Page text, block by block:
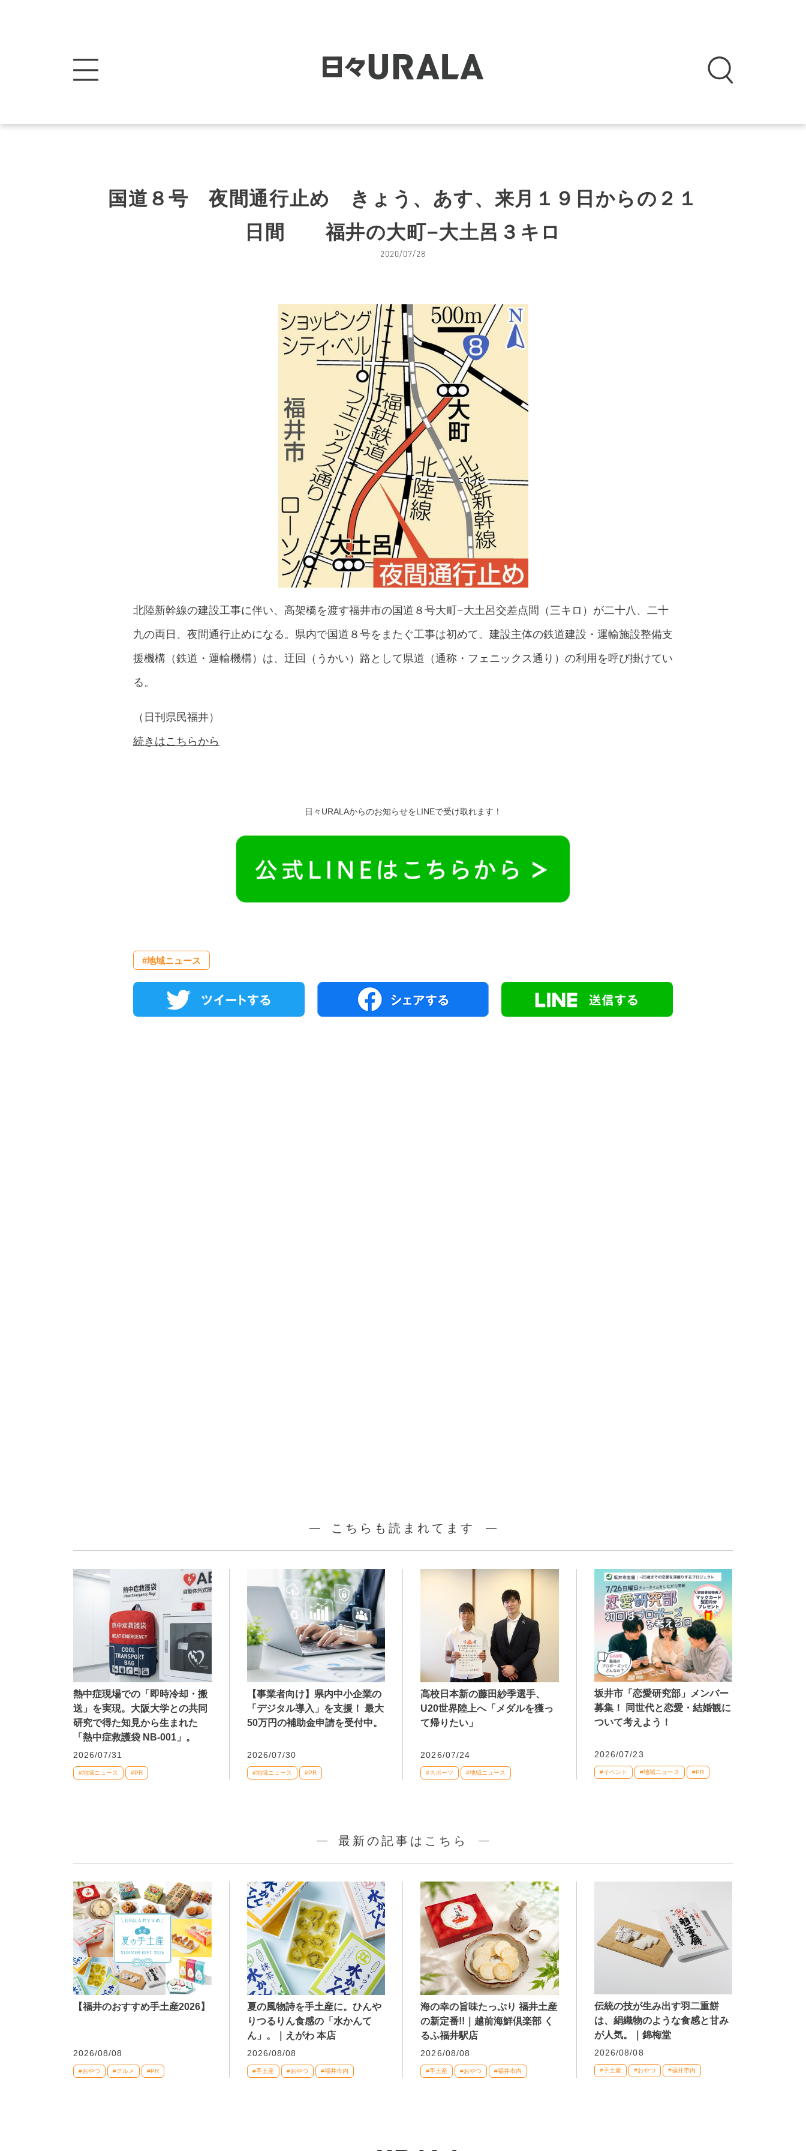
国道８号 夜間通行止め きょう、あす、来月１９日からの２１
日間 福井の大町−大土呂３キロ
2020/07/28
北陸新幹線の建設工事に伴い、高架橋を渡す福井市の国道８号大町−大土呂交差点間（三キロ）が二十八、二十
九の両日、夜間通行止めになる。県内で国道８号をまたぐ工事は初めて。建設主体の鉄道建設・運輸施設整備支
援機構（鉄道・運輸機構）は、迂回（うかい）路として県道（通称・フェニックス通り）の利用を呼び掛けてい
る。
（日刊県民福井）
続きはこちらから
日々URALAからのお知らせをLINEで受け取れます！
#地域ニュース
こちらも読まれてます
熱中症現場での「即時冷却・搬
送」を実現。大阪大学との共同
研究で得た知見から生まれた
「熱中症救護袋 NB-001」。
2026/07/31
#地域ニュース #PR
【事業者向け】県内中小企業の
「デジタル導入」を支援！ 最大
50万円の補助金申請を受付中。
2026/07/30
#地域ニュース #PR
高校日本新の藤田紗季選手、
U20世界陸上へ「メダルを獲っ
て帰りたい」
2026/07/24
#スポーツ #地域ニュース
坂井市「恋愛研究部」メンバー
募集！ 同世代と恋愛・結婚観に
ついて考えよう！
2026/07/23
#イベント #地域ニュース #PR
最新の記事はこちら
【福井のおすすめ手土産2026】
2026/08/08
#おやつ #グルメ #PR
夏の風物詩を手土産に。ひんや
りつるりん食感の「水かんて
ん」。｜えがわ 本店
2026/08/08
#手土産 #おやつ #福井市内
海の幸の旨味たっぷり 福井土産
の新定番!!｜越前海鮮倶楽部 く
るふ福井駅店
2026/08/08
#手土産 #おやつ #福井市内
伝統の技が生み出す羽二重餅
は、絹織物のような食感と甘み
が人気。｜錦梅堂
2026/08/08
#手土産 #おやつ #福井市内